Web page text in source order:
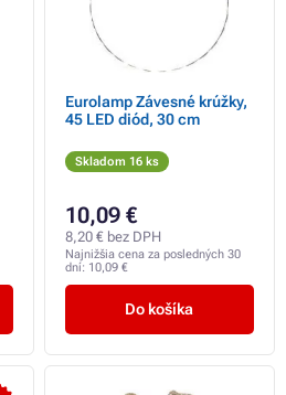
Eurolamp Závesné krúžky,
45 LED diód, 30 cm
Skladom 16 ks
10,09 €
8,20 € bez DPH
Najnižšia cena za posledných 30
dní: 10,09 €
Do košíka